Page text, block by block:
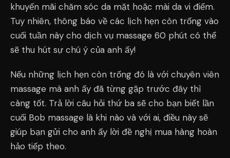
khuyến mãi chăm sóc da mặt hoặc mài da vi điểm.
Tuy nhiên, thông báo về các lịch hẹn còn trống vào
cuối tuần này cho dịch vụ massage 60 phút có thể
sẽ thu hút sự chú ý của anh ấy!
Nếu những lịch hẹn còn trống đó là với chuyên viên
massage mà anh ấy đã từng gặp trước đây thì
càng tốt. Trả lời câu hỏi thứ ba sẽ cho bạn biết lần
cuối Bob massage là khi nào và với ai, điều này sẽ
giúp bạn gửi cho anh ấy lời đề nghị mua hàng hoàn
hảo tiếp theo.